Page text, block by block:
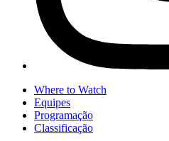
Where to Watch
Equipes
Programação
Classificação